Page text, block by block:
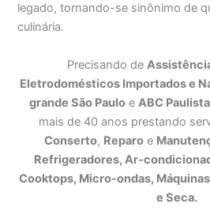
legado, tornando-se sinônimo de
culinária.
Precisando de
Eletrodomésticos Importados e
grande São Paulo e ABC Paulista
mais de 40 anos prestando
Conserto, Reparo e
Refrigeradores, Ar-
Cooktops, Micro-ondas,
e Seca.